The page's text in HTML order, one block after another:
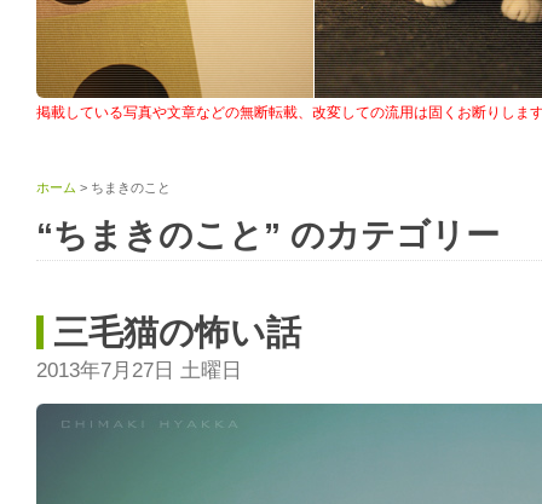
掲載している写真や文章などの無断転載、改変しての流用は固くお断りしま
ホーム > ちまきのこと
“ちまきのこと” のカテゴリー
三毛猫の怖い話
2013年7月27日 土曜日